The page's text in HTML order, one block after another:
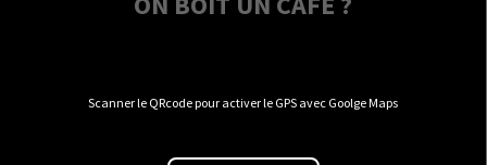
Scanner le QRcode pour activer le GPS avec Goolge Maps